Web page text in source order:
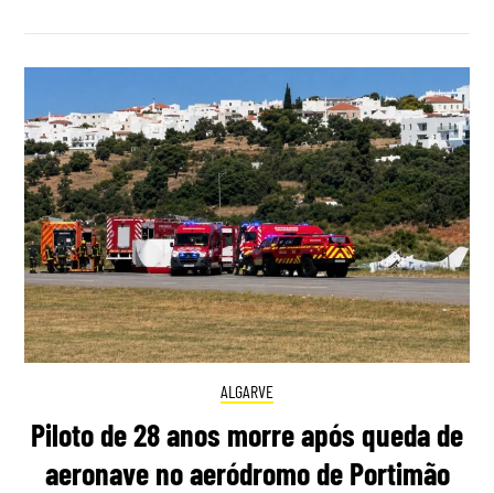
ALGARVE
Piloto de 28 anos morre após queda de
aeronave no aeródromo de Portimão